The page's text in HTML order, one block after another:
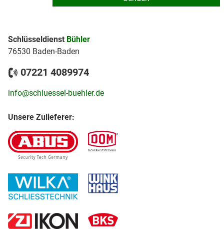
Schlüsseldienst Bühler
76530 Baden-Baden
07221 4089974
info@schluessel-buehler.de
Unsere Zulieferer: